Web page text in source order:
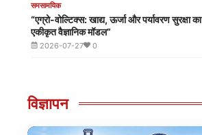
समसामयिक
“एग्रो-वोल्टिक्स: खाद्य, ऊर्जा और पर्यावरण सुरक्षा का
एकीकृत वैज्ञानिक मॉडल”
2026-07-27 0
2026-07-25 0
समसामयिक
विज्ञापन